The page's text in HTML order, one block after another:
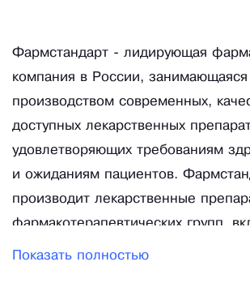
Фармстандарт - лидирующая
компания в России, занимающаяся
производством современных,
доступных лекарственных
удовлетворяющих требованиям
и ожиданиям пациентов.
производит лекарственные
фармакотерапевтических групп,
препараты для лечения сердечно-
Показать полностью